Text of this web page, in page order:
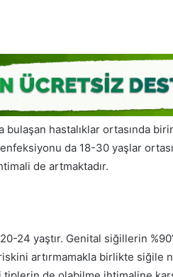
hastalıklar ortasında
da 18-30 yaşlar
de artmaktadır.
24 yaştır. Genital siğillerin
artırmamakla birlikte siğile